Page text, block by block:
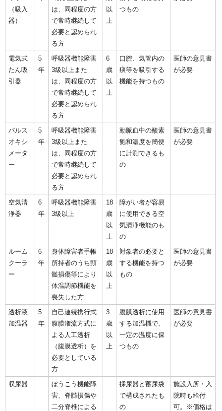
（吸入
器）
は、同程度の方
で常時継続して
必要と認められ
る方
以
上
つもの
電気式
たん吸
引器
5
年
呼吸器機能障害
3級以上また
は、同程度の方
で常時継続して
必要と認められ
る方
6
歳
以
上
口腔、気管内の
痰等を吸引する
機能を持つもの
医師の意見書
が必要
パルス
オキシ
メータ
ー
5
年
呼吸器機能障害
3級以上また
は、同程度の方
で常時継続して
必要と認められ
る方
動脈血中の酸素
飽和濃度を簡便
に計測できるも
の
医師の意見書
が必要
空気清
浄器
6
年
呼吸器機能障害
3級以上
18
歳
以
上
障がい者が容易
に使用できる空
気清浄機能のも
の
ルーム
クーラ
ー
6
年
身体障害者手帳
所持者のうち頸
髄損傷等により
体温調節機能を
喪失した方
18
歳
以
上
対象者の必要と
する機能を持つ
もの
医師の意見書
が必要
透析液
加温器
5
年
自己連続携行式
腹膜潅流方式に
よる人工透析
（腹膜透析）を
必要としている
方
3
歳
以
上
腹膜透析に使用
する加温機で、
一定の温度に保
つもの
医師の意見書
が必要
収尿器
ぼうこう機能障
害、脊髄損傷や
二分脊椎による
採尿器と蓄尿袋
で構成されたも
の
施設入所・入
院時も給付
可。※価格は